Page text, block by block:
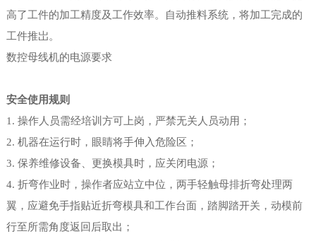
高了工件的加工精度及工作效率。自动推料系统，将加工完成的
工件推岀。
数控母线机的电源要求
安全使用规则
1. 操作人员需经培训方可上岗，严禁无关人员动用；
2. 机器在运行时，眼睛将手伸入危险区；
3. 保养维修设备、更换模具时，应关闭电源；
4. 折弯作业时，操作者应站立中位，两手轻触母排折弯处理两
翼，应避免手指贴近折弯模具和工作台面，踏脚踏开关，动模前
行至所需角度返回后取出；